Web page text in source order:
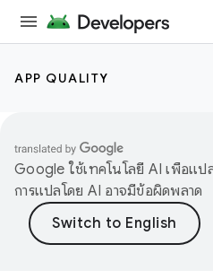
APP QUALITY
Google ใช้เทคโนโลยี AI เพื่อแ
การแปลโดย AI อาจมีข้อผิดพลาด